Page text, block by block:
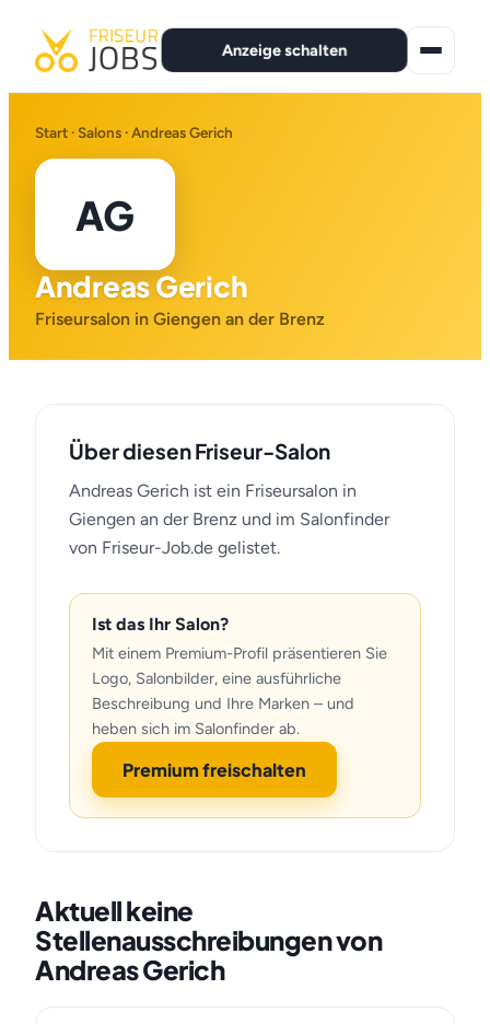
Anzeige schalten
Alle Jobs
Für Bewerber
Marken
Start · Salons · Andreas Gerich
AG
Andreas Gerich
Friseursalon in Giengen an der Brenz
Über diesen Friseur-Salon
Andreas Gerich ist ein Friseursalon in
Giengen an der Brenz und im Salonfinder
von Friseur-Job.de gelistet.
Ist das Ihr Salon?
Mit einem Premium-Profil präsentieren Sie
Logo, Salonbilder, eine ausführliche
Beschreibung und Ihre Marken – und
heben sich im Salonfinder ab.
Premium freischalten
Aktuell keine
Stellenausschreibungen von
Andreas Gerich